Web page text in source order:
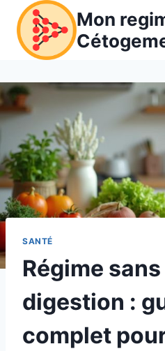
Aller
contenu
Mon
SANTÉ
Régime
digestion :
complet